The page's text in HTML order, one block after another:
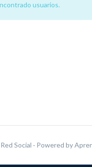
usuarios.
Social · Powered by